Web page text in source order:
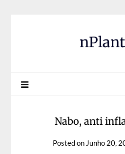
Nabo, anti
Posted on Junho 20,